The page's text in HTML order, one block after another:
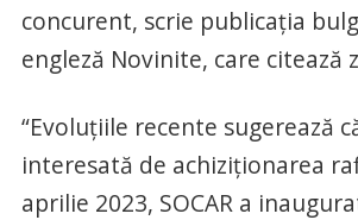
concurent, scrie publicația
engleză Novinite, care citează
“Evoluțiile recente sugerează
interesată de achiziționarea
aprilie 2023, SOCAR a